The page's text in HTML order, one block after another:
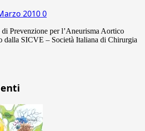
20100
per l’Aneurisma Aortico
dalla SICVE – Società Italiana di Chirurgia